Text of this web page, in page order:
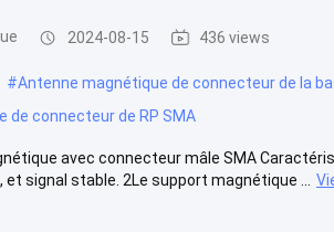
2024-08-15 436 views
#Antenne magnétique de connecteur de la
de connecteur de RP SMA
avec connecteur mâle SMA
signal stable. 2Le support magnétique ...